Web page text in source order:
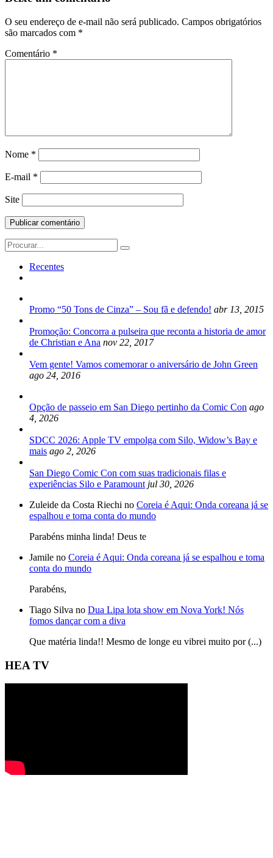
O seu endereço de e-mail não será publicado. Campos obrigatórios
são marcados com *
Comentário *
Nome *
E-mail *
Site
Search
for:
Recentes
Promo “50 Tons de Cinza” – Sou fã e defendo! abr 13, 2015
Promoção: Concorra a pulseira que reconta a historia de amor
de Christian e Ana nov 22, 2017
Vem gente! Vamos comemorar o aniversário de John Green
ago 24, 2016
Opção de passeio em San Diego pertinho da Comic Con ago
4, 2026
SDCC 2026: Apple TV empolga com Silo, Widow’s Bay e
mais ago 2, 2026
San Diego Comic Con com suas tradicionais filas e
experiências Silo e Paramount jul 30, 2026
Zuleide da Costa Riechi no Coreia é Aqui: Onda coreana já se
espalhou e toma conta do mundo
Parabéns minha linda! Deus te
Jamile no Coreia é Aqui: Onda coreana já se espalhou e toma
conta do mundo
Parabéns,
Tiago Silva no Dua Lipa lota show em Nova York! Nós
fomos dançar com a diva
Que matéria linda!! Mesmo de longe eu vibrei muito por (...)
HEA TV